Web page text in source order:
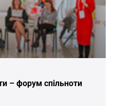
– форум спільноти